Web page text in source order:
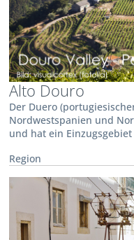
Alto Douro
Der Duero
Nordwestspanien und
und hat ein Einzugsgebiet
Region